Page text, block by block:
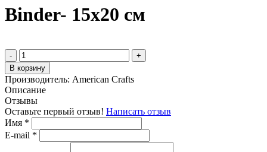
Binder- 15х20 см
-
+
В корзину
Производитель: American Crafts
Описание
Отзывы
Оставьте первый отзыв! Написать отзыв
Имя *
E-mail *